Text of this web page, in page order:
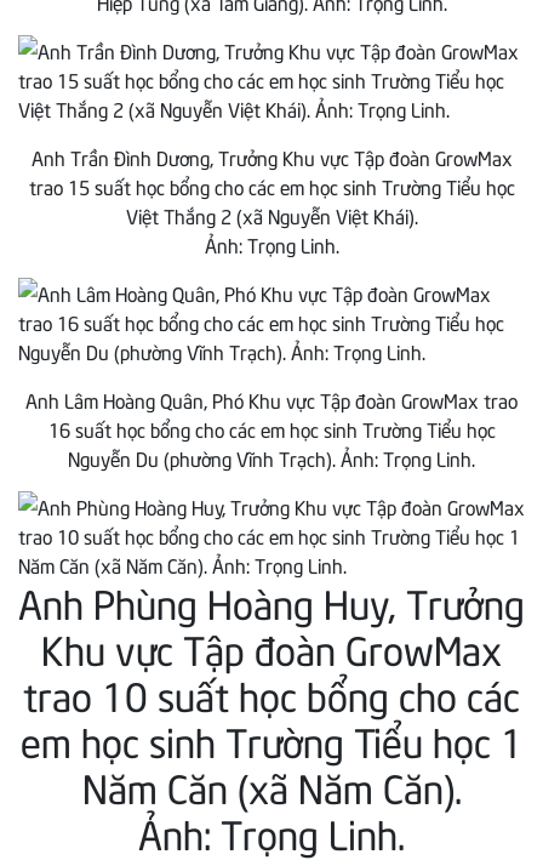
Anh Trần Đình Dương, Trưởng Khu vực Tập đoàn GrowMax
trao 15 suất học bổng cho các em học sinh Trường Tiểu học
Việt Thắng 2 (xã Nguyễn Việt Khái).
Ảnh: Trọng Linh.
Anh Lâm Hoàng Quân, Phó Khu vực Tập đoàn GrowMax trao
16 suất học bổng cho các em học sinh Trường Tiểu học
Nguyễn Du (phường Vĩnh Trạch). Ảnh: Trọng Linh.
Anh Phùng Hoàng Huy, Trưởng
Khu vực Tập đoàn GrowMax
trao 10 suất học bổng cho các
em học sinh Trường Tiểu học 1
Năm Căn (xã Năm Căn).
Ảnh: Trọng Linh.